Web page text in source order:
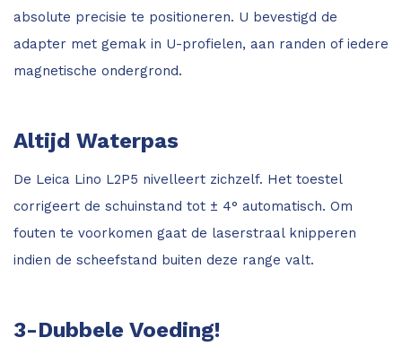
absolute precisie te positioneren. U bevestigd de
adapter met gemak in U-profielen, aan randen of iedere
magnetische ondergrond.
Altijd Waterpas
De Leica Lino L2P5 nivelleert zichzelf. Het toestel
corrigeert de schuinstand tot ± 4° automatisch. Om
fouten te voorkomen gaat de laserstraal knipperen
indien de scheefstand buiten deze range valt.
3-Dubbele Voeding!